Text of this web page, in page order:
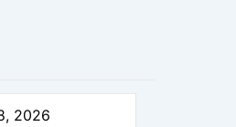
2026